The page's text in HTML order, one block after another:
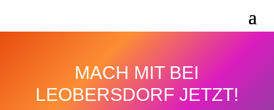
MACH MIT BEI
LEOBERSDORF JETZT!